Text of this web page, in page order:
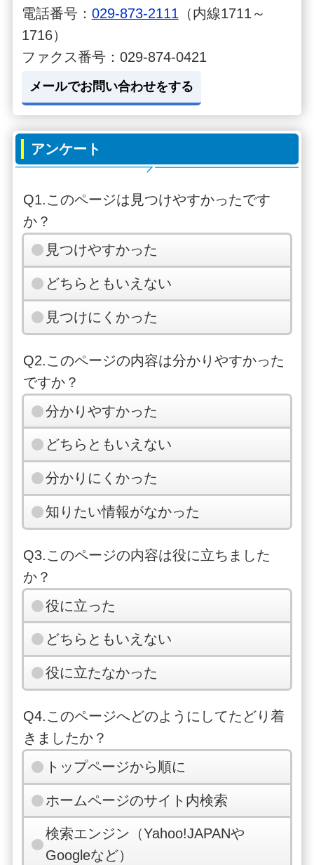
電話番号： 029-873-2111 （内線1711～
1716）
ファクス番号：029-874-0421
メールでお問い合わせをする
アンケート
Q1.このページは見つけやすかったです
か？
見つけやすかった
どちらともいえない
見つけにくかった
Q2.このページの内容は分かりやすかった
ですか？
分かりやすかった
どちらともいえない
分かりにくかった
知りたい情報がなかった
Q3.このページの内容は役に立ちました
か？
役に立った
どちらともいえない
役に立たなかった
Q4.このページへどのようにしてたどり着
きましたか？
トップページから順に
ホームページのサイト内検索
検索エンジン（Yahoo!JAPANや
Googleなど）